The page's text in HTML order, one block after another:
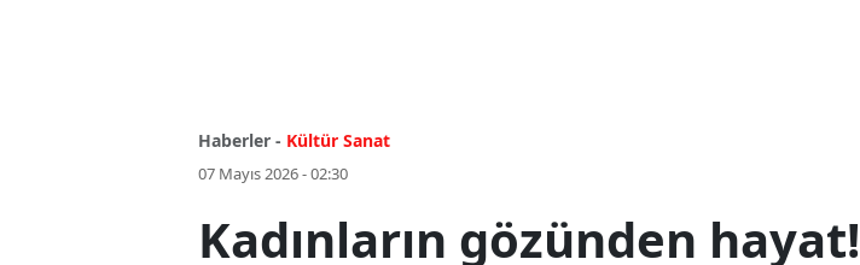
Haberler - Kültür Sanat
07 Mayıs 2026 - 02:30
Kadınların gözünden hayat!